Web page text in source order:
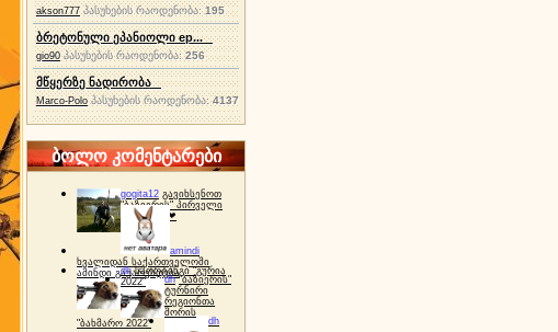
akson777 პასუხების რაოდენობა:195
ბრეტონული ეპანიოლი ep...
gio90 პასუხების რაოდენობა:256
მწყერზე ნადირობა
Marco-Polo პასუხების რაოდენობა:4137
ბოლო კომენტარები
gogita12 გავიხსენოთ
"ბაზიერის" პირველი
ტურნირი ❤
amindi
ხვალიდან საქართველოში
ამინდი გაუარესდება
dh სპორტინგი "გურია
2022"
dh "ბაზიერის"
ტურნირი
რეგიონთა
შორის
"ბახმარო 2022"
dh